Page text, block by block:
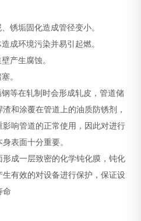
锈垢固化造成管径变小。
成环境污染并易引起燃。
产生腐蚀。
。
等在轧制时会形成轧皮，管道储
和涂覆在管道上的油质防锈剂，
响管道的正常使用，因此对进行
表面十分重要。
成一层致密的化学钝化膜，钝化
有效的对设备进行保护，保证设
命